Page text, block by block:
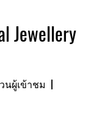
Jewellery
นผู้เข้าชม